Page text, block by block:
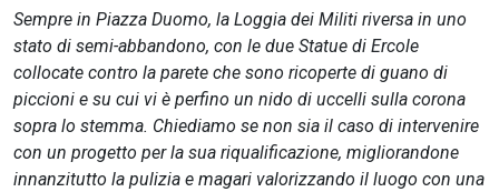
Sempre in Piazza Duomo, la Loggia dei Militi riversa in uno
stato di semi-abbandono, con le due Statue di Ercole
collocate contro la parete che sono ricoperte di guano di
piccioni e su cui vi è perfino un nido di uccelli sulla corona
sopra lo stemma. Chiediamo se non sia il caso di intervenire
con un progetto per la sua riqualificazione, migliorandone
innanzitutto la pulizia e magari valorizzando il luogo con una